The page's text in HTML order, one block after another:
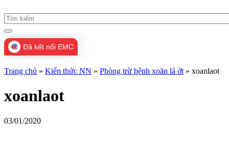
Đã kết nối EMC
Trang chủ » Kiến thức NN » Phòng trừ bệnh xoăn lá ớt » xoanlaot
xoanlaot
03/01/2020